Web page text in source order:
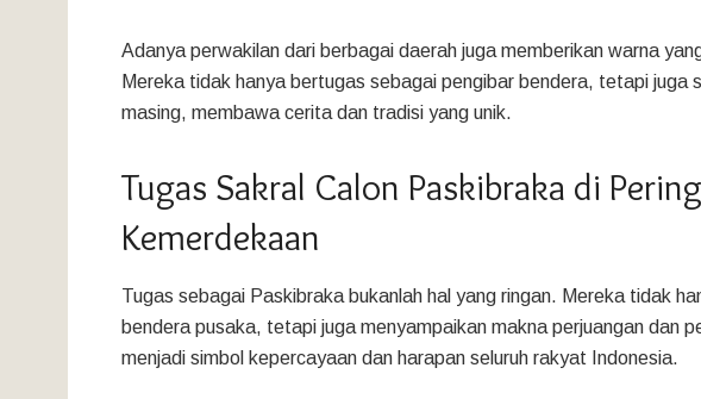
Adanya perwakilan dari berbagai daerah juga memberikan warna
Mereka tidak hanya bertugas sebagai pengibar bendera, tetapi juga
masing, membawa cerita dan tradisi yang unik.
Tugas Sakral Calon Paskibraka di
Kemerdekaan
Tugas sebagai Paskibraka bukanlah hal yang ringan. Mereka tidak
bendera pusaka, tetapi juga menyampaikan makna perjuangan dan
menjadi simbol kepercayaan dan harapan seluruh rakyat Indonesia.